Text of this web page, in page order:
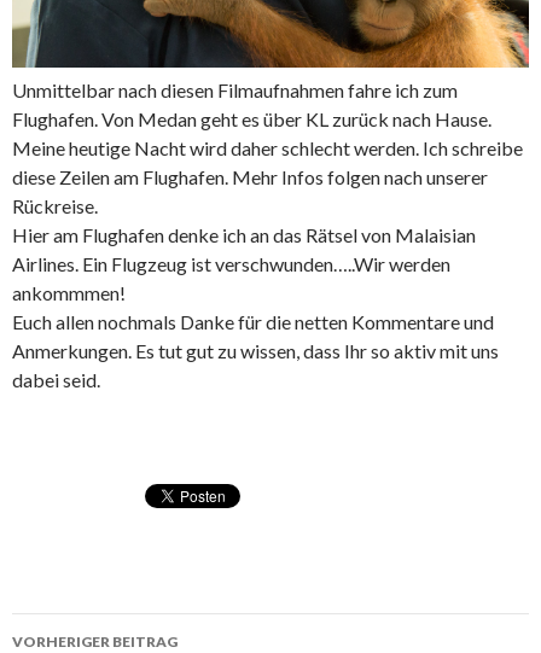
Unmittelbar nach diesen Filmaufnahmen fahre ich zum
Flughafen. Von Medan geht es über KL zurück nach Hause.
Meine heutige Nacht wird daher schlecht werden. Ich schreibe
diese Zeilen am Flughafen. Mehr Infos folgen nach unserer
Rückreise.
Hier am Flughafen denke ich an das Rätsel von Malaisian
Airlines. Ein Flugzeug ist verschwunden…..Wir werden
ankommmen!
Euch allen nochmals Danke für die netten Kommentare und
Anmerkungen. Es tut gut zu wissen, dass Ihr so aktiv mit uns
dabei seid.
VORHERIGER BEITRAG